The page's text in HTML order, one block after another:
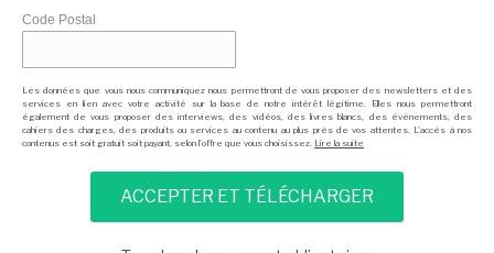
Code Postal
Les données que vous nous communiquez nous permettront de vous proposer des newsletters et des
services en lien avec votre activité sur la base de notre intérêt légitime. Elles nous permettront
également de vous proposer des interviews, des vidéos, des livres blancs, des événements, des
cahiers des charges, des produits ou services au contenu au plus près de vos attentes. L'accès à nos
contenus est soit gratuit soit payant, selon l'offre que vous choisissez. Lire la suite